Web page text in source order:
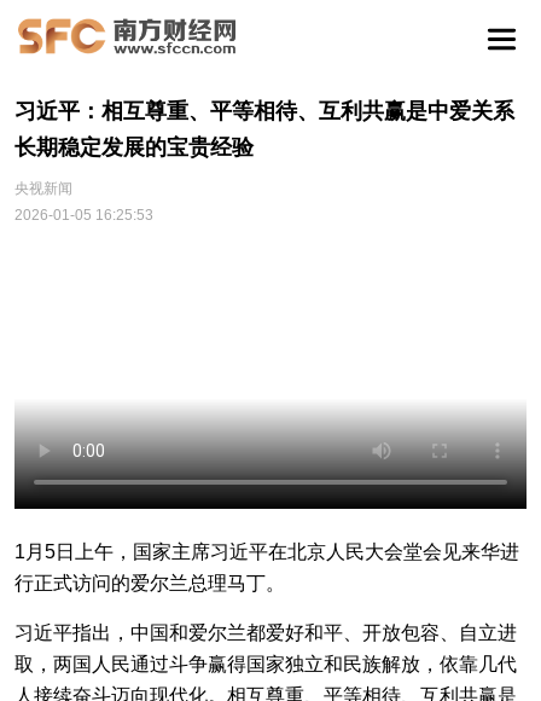
习近平：相互尊重、平等相待、互利共赢是中爱关系
长期稳定发展的宝贵经验
央视新闻
2026-01-05 16:25:53
1月5日上午，国家主席习近平在北京人民大会堂会见来华进
行正式访问的爱尔兰总理马丁。
习近平指出，中国和爱尔兰都爱好和平、开放包容、自立进
取，两国人民通过斗争赢得国家独立和民族解放，依靠几代
人接续奋斗迈向现代化。相互尊重、平等相待、互利共赢是